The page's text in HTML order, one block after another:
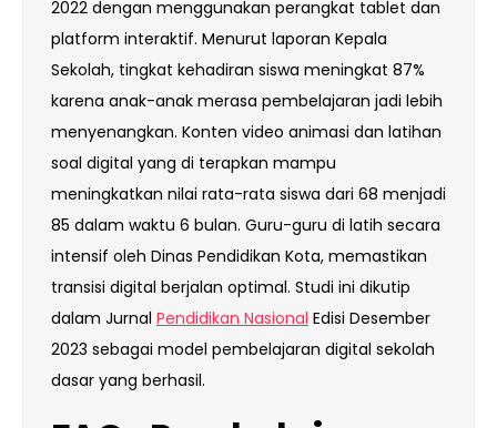
2022 dengan menggunakan perangkat tablet dan
platform interaktif. Menurut laporan Kepala
Sekolah, tingkat kehadiran siswa meningkat 87%
karena anak-anak merasa pembelajaran jadi lebih
menyenangkan. Konten video animasi dan latihan
soal digital yang di terapkan mampu
meningkatkan nilai rata-rata siswa dari 68 menjadi
85 dalam waktu 6 bulan. Guru-guru di latih secara
intensif oleh Dinas Pendidikan Kota, memastikan
transisi digital berjalan optimal. Studi ini dikutip
dalam Jurnal Pendidikan Nasional Edisi Desember
2023 sebagai model pembelajaran digital sekolah
dasar yang berhasil.